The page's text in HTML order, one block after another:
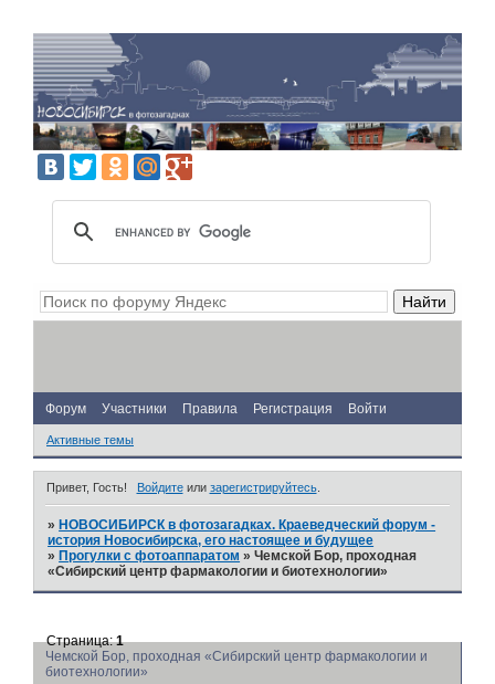
Форум Участники Правила Регистрация Войти
Активные темы
Привет, Гость! Войдитеили зарегистрируйтесь.
» НОВОСИБИРСК в фотозагадках. Краеведческий форум -
история Новосибирска, его настоящее и будущее
» Прогулки с фотоаппаратом »Чемской Бор, проходная
«Сибирский центр фармакологии и биотехнологии»
Чемской Бор, проходная «Сибирский центр фармакологии и
биотехнологии»
Страница:1